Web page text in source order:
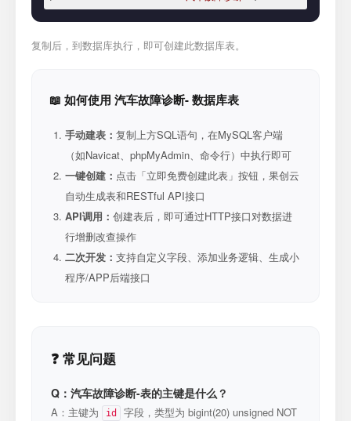
复制后，到数据库执行，即可创建此数据库表。
📖 如何使用 汽车故障诊断- 数据库表
手动建表： 复制上方SQL语句，在MySQL客户端
（如Navicat、phpMyAdmin、命令行）中执行即可
一键创建： 点击「立即免费创建此表」按钮，果创云
自动生成表和RESTful API接口
API调用： 创建表后，即可通过HTTP接口对数据进
行增删改查操作
二次开发： 支持自定义字段、添加业务逻辑、生成小
程序/APP后端接口
❓ 常见问题
Q：汽车故障诊断-表的主键是什么？
A：主键为 id
字段，类型为 bigint(20) unsigned NOT